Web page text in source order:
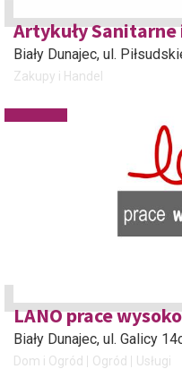
Artykuły Sanitarne
Biały Dunajec, ul.
Zakupy i Handel
LANO prace
Biały Dunajec, ul. Galicy
Dom i Ogród Ogród Usługi